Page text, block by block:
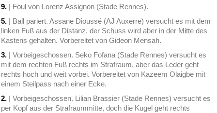
9. | Foul von Lorenz Assignon (Stade Rennes).
5. | Ball pariert. Assane Dioussé (AJ Auxerre) versucht es mit dem
linken Fuß aus der Distanz, der Schuss wird aber in der Mitte des
Kastens gehalten. Vorbereitet von Gideon Mensah.
3. | Vorbeigeschossen. Seko Fofana (Stade Rennes) versucht es
mit dem rechten Fuß rechts im Strafraum, aber das Leder geht
rechts hoch und weit vorbei. Vorbereitet von Kazeem Olaigbe mit
einem Steilpass nach einer Ecke.
2. | Vorbeigeschossen. Lilian Brassier (Stade Rennes) versucht es
per Kopf aus der Strafraummitte, doch die Kugel geht rechts